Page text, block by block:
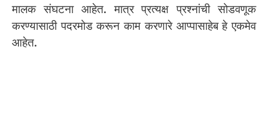
मालक संघटना आहेत. मात्र प्रत्यक्ष प्रश्नांची सोडवणूक
करण्यासाठी पदरमोड करून काम करणारे आप्पासाहेब हे एकमेव
आहेत.